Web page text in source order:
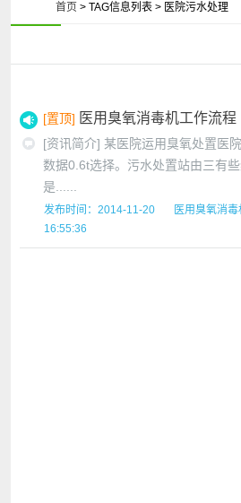
首页 > TAG信息列表 > 医院污水处理
[置顶] 医用臭氧消毒机工作流程
[资讯简介] 某医院运用臭氧处置医
数据0.6t选择。污水处置站由三有
是......
发布时间：2014-11-20
16:55:36
医用臭氧消毒